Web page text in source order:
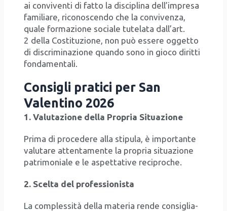
ai con­vi­ven­ti di fat­to la disci­pli­na del­l’im­pre­sa
fami­lia­re, rico­no­scen­do che la con­vi­ven­za,
qua­le for­ma­zio­ne socia­le tute­la­ta dal­l’art.
2 del­la Costi­tu­zio­ne, non può esse­re ogget­to
di discri­mi­na­zio­ne quan­do sono in gio­co dirit­ti
fon­da­men­ta­li.
Consigli pratici per San
Valentino 2026
1. Valu­ta­zio­ne del­la Pro­pria Situa­zio­ne
Pri­ma di pro­ce­de­re alla sti­pu­la, è impor­tan­te
valu­ta­re atten­ta­men­te la pro­pria situa­zio­ne
patri­mo­nia­le e le aspet­ta­ti­ve reci­pro­che.
2. Scel­ta del pro­fes­sio­ni­sta
La com­ples­si­tà del­la mate­ria ren­de con­si­glia­